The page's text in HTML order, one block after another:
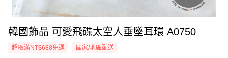
韓國飾品 可愛飛碟太空人垂墜耳環 A0750
超取滿NT$688免運 國家/地區配送